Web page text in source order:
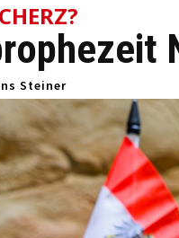
Steiner